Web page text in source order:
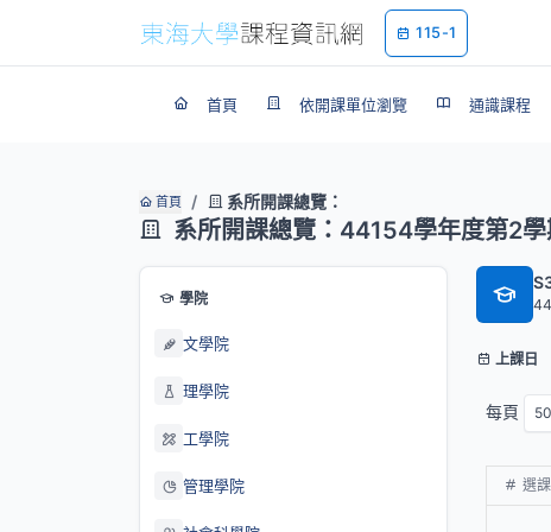
115-1
首頁 依開課單位瀏覽 通識課程
首頁 系所開課總覽：
系所開課總覽：44154學年度第2學
學院
文學院
理學院
工學院
管理學院
上課日
每頁
選